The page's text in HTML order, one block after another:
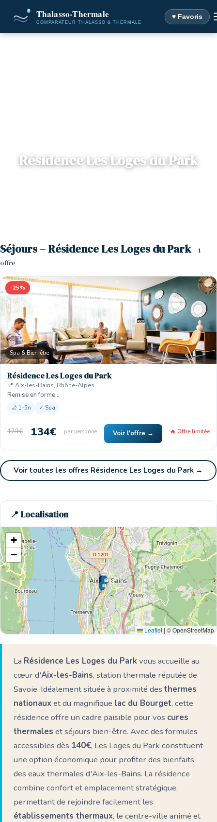
♥ Favoris
Résidence Les Loges du Park
Séjours – Résidence Les Loges du Park – 1
offre
-25%
Spa & Bien-être
Résidence Les Loges du Park
📍 Aix-les-Bains, Rhône-Alpes
Remise en forme…
🌙 1-5n ✓ Spa
179€ 134€ par personne Voir l'offre → 🔥 Offre limitée
Voir toutes les offres Résidence Les Loges du Park →
📍 Localisation
🌊 Ici
🏨
🏨
🏨
🏨
🏨
+
−
Leaflet | © OpenStreetMap
La Résidence Les Loges du Parkvous accueille au
cœur d'Aix-les-Bains, station thermale réputée de
Savoie. Idéalement située à proximité des thermes
nationaux et du magnifique lac du Bourget, cette
résidence offre un cadre paisible pour vos cures
thermales et séjours bien-être. Avec des formules
accessibles dès 140€, Les Loges du Park constituent
une option économique pour profiter des bienfaits
des eaux thermales d'Aix-les-Bains. La résidence
combine confort et emplacement stratégique,
permettant de rejoindre facilement les
établissements thermaux, le centre-ville animé et